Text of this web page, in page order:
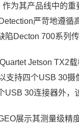
为其产品线中的
严苛地遵
Decton 700系列
Jetson TX2
支持四个USB 30
30连接器外，
展示其测量级精